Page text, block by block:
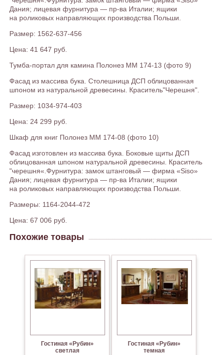
Дания; лицевая фурнитура — пр-ва Италии; ящики
на роликовых направляющих производства Польши.
Размер: 1562-637-456
Цена: 41 647 руб.
Тумба-портал для камина Полонез ММ 174-13 (фото 9)
Фасад из массива бука. Столешница ДСП облицованная
шпоном из натуральной древесины. Краситель"Черешня".
Размер: 1034-974-403
Цена: 24 299 руб.
Шкаф для книг Полонез ММ 174-08 (фото 10)
Фасад изготовлен из массива бука. Боковые щиты ДСП
облицованная шпоном натуральной древесины. Краситель
"черешня«.Фурнитура: замок штанговый — фирма «Siso»
Дания; лицевая фурнитура — пр-ва Италии; ящики
на роликовых направляющих производства Польши.
Размеры: 1164-2044-472
Цена: 67 006 руб.
Похожие товары
Гостиная «Рубин»
светлая
Гостиная «Рубин»
темная